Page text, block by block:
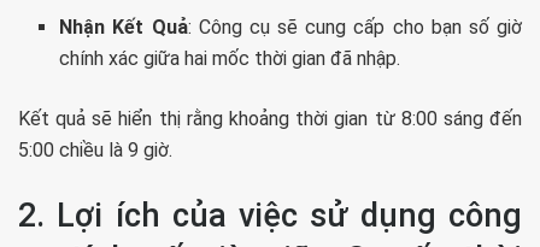
Nhận Kết Quả: Công cụ sẽ cung cấp cho bạn số giờ
chính xác giữa hai mốc thời gian đã nhập.
Kết quả sẽ hiển thị rằng khoảng thời gian từ 8:00 sáng đến
5:00 chiều là 9 giờ.
2. Lợi ích của việc sử dụng công